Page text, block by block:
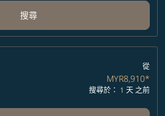
搜尋
從
MYR8,910*
搜尋於： 1 天 之前